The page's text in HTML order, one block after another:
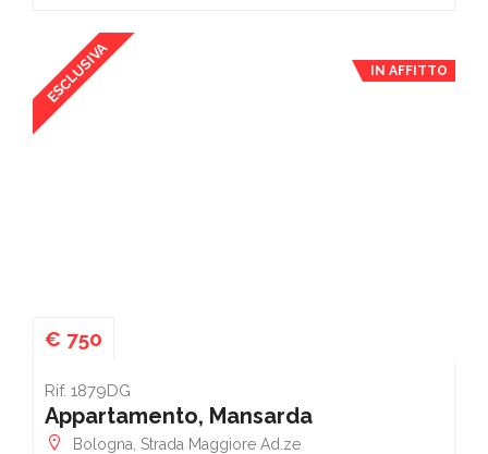
ESCLUSIVA IN AFFITTO
€ 750
Rif. 1879DG
Appartamento, Mansarda
Bologna, Strada Maggiore Ad.ze